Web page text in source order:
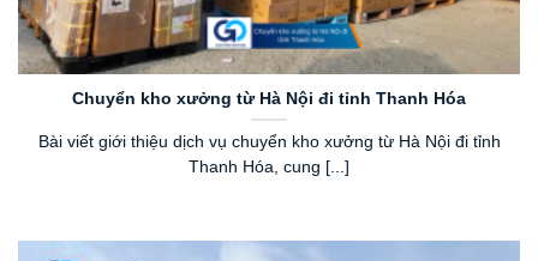
Chuyển kho xưởng từ Hà Nội đi tỉnh Thanh Hóa
Bài viết giới thiệu dịch vụ chuyển kho xưởng từ Hà Nội đi tỉnh
Thanh Hóa, cung [...]